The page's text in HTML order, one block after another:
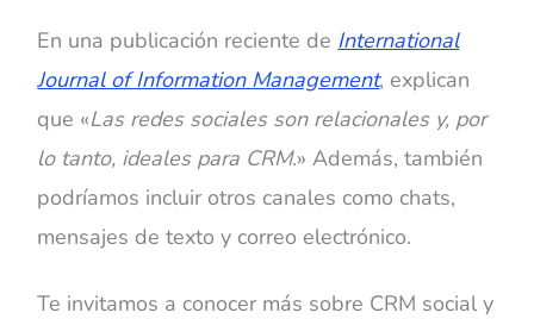
En una publicación reciente de International
Journal of Information Management, explican
que «Las redes sociales son relacionales y, por
lo tanto, ideales para CRM.» Además, también
podríamos incluir otros canales como chats,
mensajes de texto y correo electrónico.
Te invitamos a conocer más sobre CRM social y